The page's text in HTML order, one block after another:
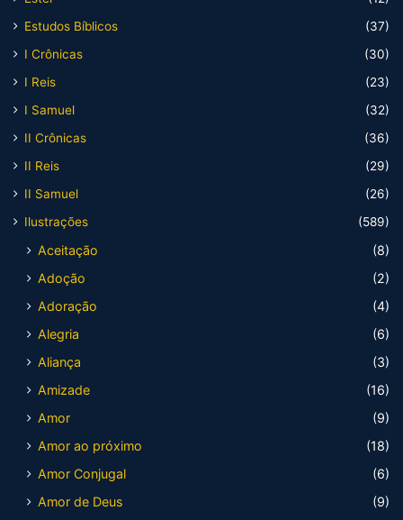
Estudos Bíblicos
(37)
I Crônicas
(30)
I Reis
(23)
I Samuel
(32)
II Crônicas
(36)
II Reis
(29)
II Samuel
(26)
Ilustrações
(589)
Aceitação
(8)
Adoção
(2)
Adoração
(4)
Alegria
(6)
Aliança
(3)
Amizade
(16)
Amor
(9)
Amor ao próximo
(18)
Amor Conjugal
(6)
Amor de Deus
(9)